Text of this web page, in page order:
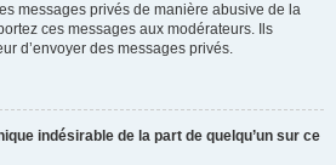
messages privés de manière abusive de la
ces messages aux modérateurs. Ils
d’envoyer des messages privés.
indésirable de la part de quelqu’un sur ce